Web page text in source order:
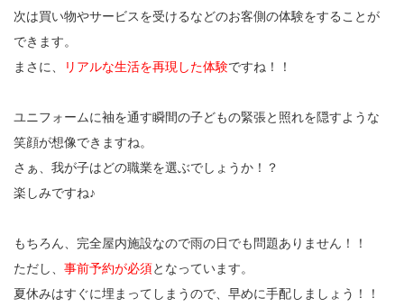
次は買い物やサービスを受けるなどのお客側の体験をすることが
できます。
まさに、
リアルな生活を再現した体験ですね！！
ユニフォームに袖を通す瞬間の子どもの緊張と照れを隠すような
笑顔が想像できますね。
さぁ、我が子はどの職業を選ぶでしょうか！？
楽しみですね♪
もちろん、完全屋内施設なので雨の日でも問題ありません！！
ただし、 事前予約が必須となっています。
夏休みはすぐに埋まってしまうので、早めに手配しましょう！！